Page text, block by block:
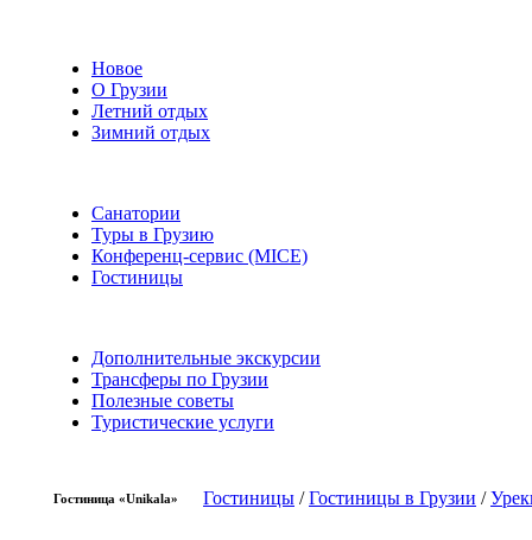
Новое
О Грузии
Летний отдых
Зимний отдых
Санатории
Туры в Грузию
Конференц-сервис (MICE)
Гостиницы
Дополнительные экскурсии
Трансферы по Грузии
Полезные советы
Туристические услуги
Гостиница «Unikala» Гостиницы /Гостиницы в Грузии /